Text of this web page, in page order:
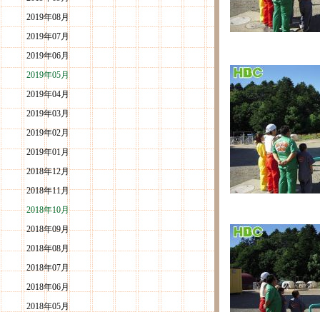
2019年08月
2019年07月
2019年06月
2019年05月
2019年04月
2019年03月
2019年02月
2019年01月
2018年12月
2018年11月
2018年10月
2018年09月
2018年08月
2018年07月
2018年06月
2018年05月